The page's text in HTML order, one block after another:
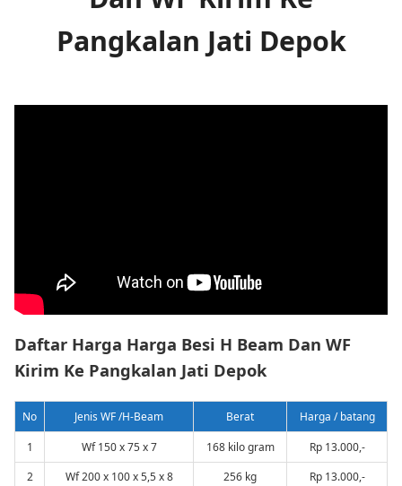
Pangkalan Jati Depok
Daftar Harga Harga Besi H Beam Dan WF
Kirim Ke Pangkalan Jati Depok
No Jenis WF /H-Beam Berat
Harga / batang
1
Wf 150 x 75 x 7 168 kilo gram
Rp 13.000,-
2
Wf 200 x 100 x 5,5 x 8 256 kg
Rp 13.000,-